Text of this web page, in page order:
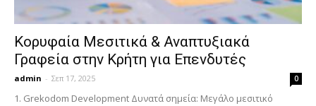
Κορυφαία Μεσιτικά & Αναπτυξιακά
Γραφεία στην Κρήτη για Επενδυτές
admin - Σεπ 17, 2025 0
1. Grekodom Development Δυνατά σημεία: Μεγάλο μεσιτικό